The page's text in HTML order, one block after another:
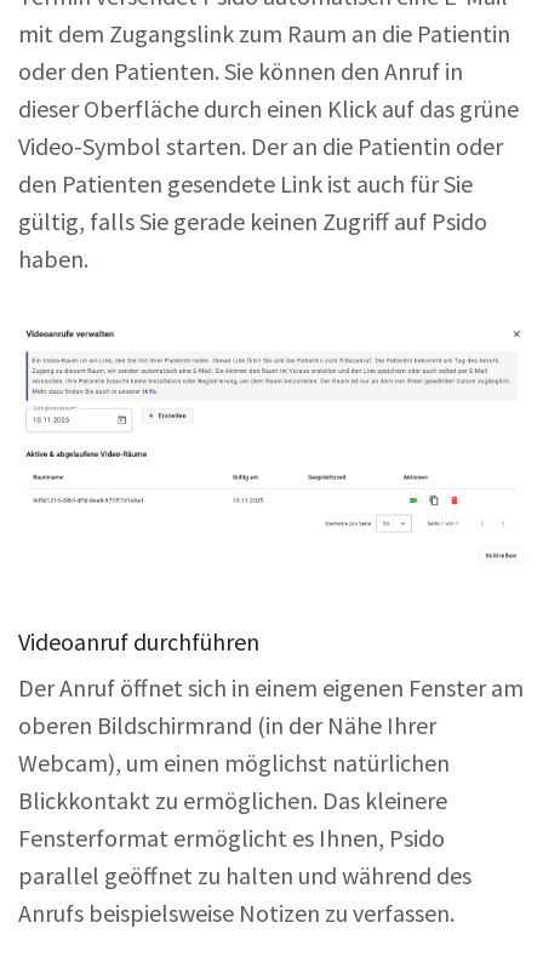
mit dem Zugangslink zum Raum an die Patientin
oder den Patienten. Sie können den Anruf in
dieser Oberfläche durch einen Klick auf das grüne
Video-Symbol starten. Der an die Patientin oder
den Patienten gesendete Link ist auch für Sie
gültig, falls Sie gerade keinen Zugriff auf Psido
haben.
Videoanruf durchführen
Der Anruf öffnet sich in einem eigenen Fenster am
oberen Bildschirmrand (in der Nähe Ihrer
Webcam), um einen möglichst natürlichen
Blickkontakt zu ermöglichen. Das kleinere
Fensterformat ermöglicht es Ihnen, Psido
parallel geöffnet zu halten und während des
Anrufs beispielsweise Notizen zu verfassen.